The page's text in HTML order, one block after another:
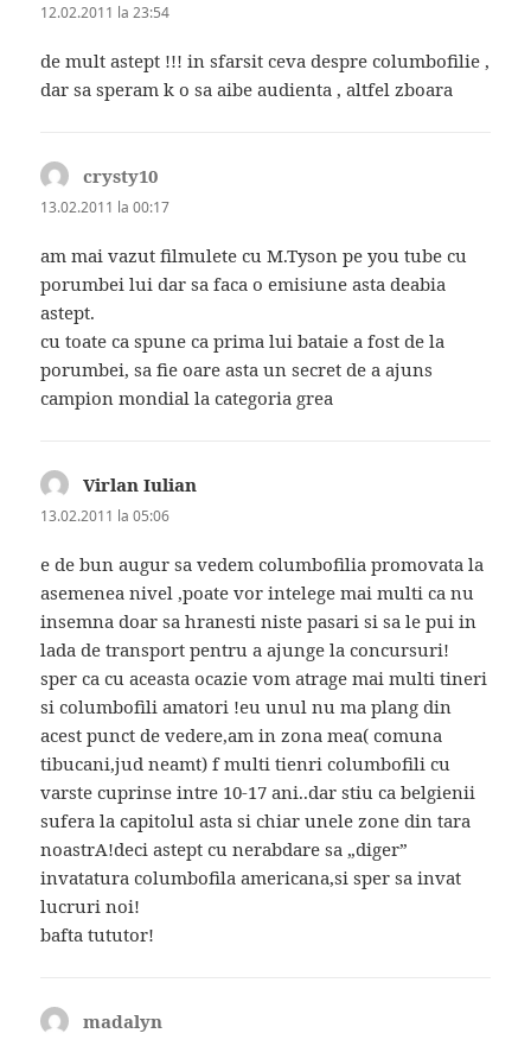
12.02.2011 la 23:54
de mult astept !!! in sfarsit ceva despre columbofilie ,
dar sa speram k o sa aibe audienta , altfel zboara
crysty10
13.02.2011 la 00:17
am mai vazut filmulete cu M.Tyson pe you tube cu
porumbei lui dar sa faca o emisiune asta deabia
astept.
cu toate ca spune ca prima lui bataie a fost de la
porumbei, sa fie oare asta un secret de a ajuns
campion mondial la categoria grea
Virlan Iulian
13.02.2011 la 05:06
e de bun augur sa vedem columbofilia promovata la
asemenea nivel ,poate vor intelege mai multi ca nu
insemna doar sa hranesti niste pasari si sa le pui in
lada de transport pentru a ajunge la concursuri!
sper ca cu aceasta ocazie vom atrage mai multi tineri
si columbofili amatori !eu unul nu ma plang din
acest punct de vedere,am in zona mea( comuna
tibucani,jud neamt) f multi tienri columbofili cu
varste cuprinse intre 10-17 ani..dar stiu ca belgienii
sufera la capitolul asta si chiar unele zone din tara
noastrA!deci astept cu nerabdare sa „diger”
invatatura columbofila americana,si sper sa invat
lucruri noi!
bafta tututor!
madalyn